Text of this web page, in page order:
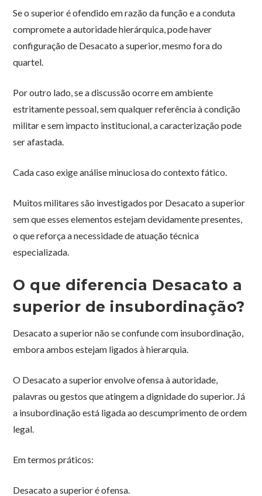
Se o superior é ofendido em razão da função e a conduta
compromete a autoridade hierárquica, pode haver
configuração de Desacato a superior, mesmo fora do
quartel.
Por outro lado, se a discussão ocorre em ambiente
estritamente pessoal, sem qualquer referência à condição
militar e sem impacto institucional, a caracterização pode
ser afastada.
Cada caso exige análise minuciosa do contexto fático.
Muitos militares são investigados por Desacato a superior
sem que esses elementos estejam devidamente presentes,
o que reforça a necessidade de atuação técnica
especializada.
O que diferencia Desacato a
superior de insubordinação?
Desacato a superior não se confunde com insubordinação,
embora ambos estejam ligados à hierarquia.
O Desacato a superior envolve ofensa à autoridade,
palavras ou gestos que atingem a dignidade do superior. Já
a insubordinação está ligada ao descumprimento de ordem
legal.
Em termos práticos:
Desacato a superior é ofensa.